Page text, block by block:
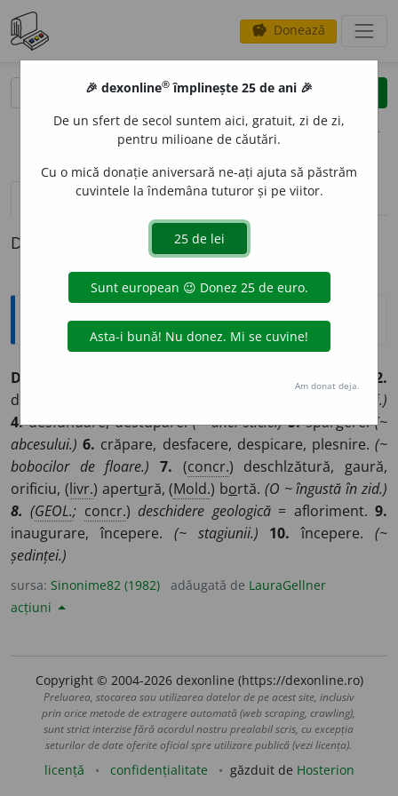
savings Donează
clear
opțiuni
definiții (1) pronunțievolume_up (50)
Definiția cu ID-ul 983412:
Sinonime
DESCH
2.
descuiere.
(~ gurii.)
4.desfundare, destupare.(~ unei sticle.) 5.spargere.(~
abcesului.) 6. crăpare, desfacere, despicare, plesnire.(~
bobocilor de floare.) 7. (concr.) deschlzătură, gaură,
orificiu, (livr.) apertură, (Mold.) bortă. (O ~ îngustă în zid.)
8. (GEOL.; concr.)deschidere geologică= afloriment.9.
inaugurare, începere. (~ stagiunii.) 10. începere.(~
ședinței.)
sursa: Sinonime82 (1982) adăugată de LauraGellner
acțiuni
Copyright © 2004-2026 dexonline (https://dexonline.ro)
Preluarea, stocarea sau utilizarea datelor de pe acest site, inclusiv
prin orice metode de extragere automată (web scraping, crawling),
sunt strict interzise fără acordul nostru prealabil scris, cu excepția
seturilor de date oferite oficial spre utilizare publică (vezi licența).
licență confidențialitate găzduit de Hosterion
🎉 dexonline® împlinește 25 de ani 🎉
De un sfert de secol suntem aici, gratuit, zi de zi,
pentru milioane de căutări.
Cu o mică donație aniversară ne-ați ajuta să păstrăm
cuvintele la îndemâna tuturor și pe viitor.
Am donat deja.